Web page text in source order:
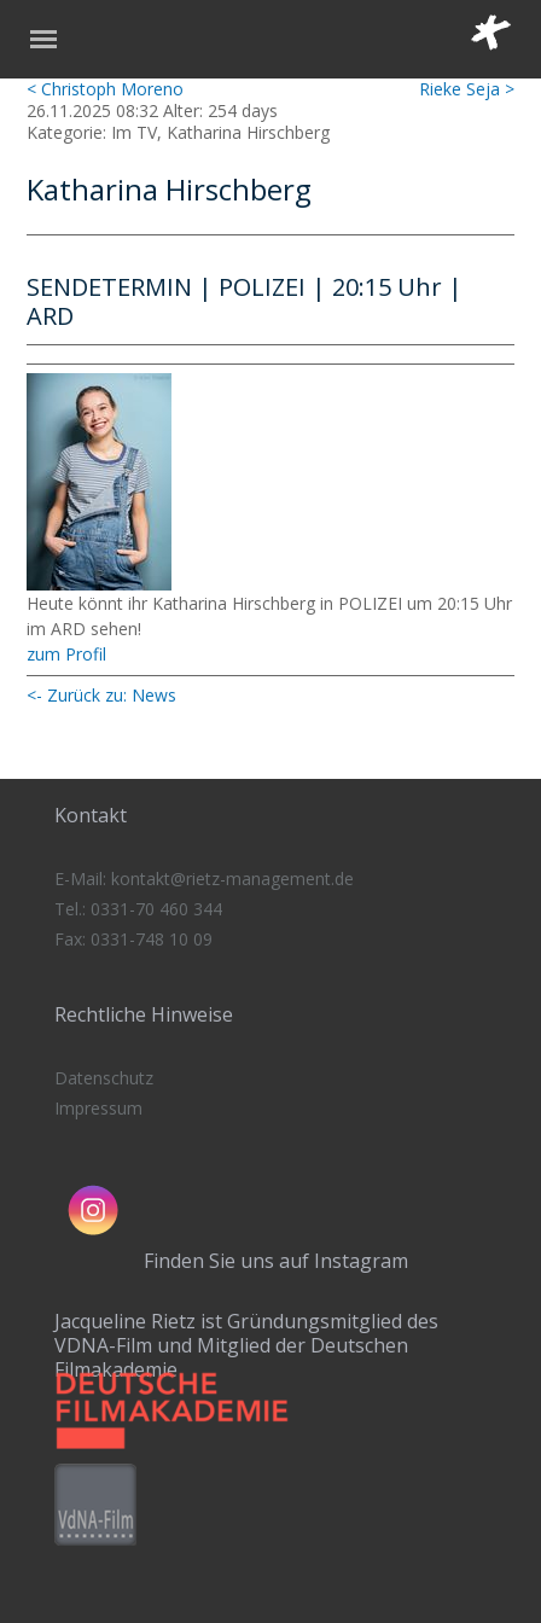
Rieke Seja >
< Christoph Moreno
26.11.2025 08:32 Alter: 254 days
Kategorie: Im TV, Katharina Hirschberg
Katharina Hirschberg
SENDETERMIN | POLIZEI | 20:15 Uhr |
ARD
Heute könnt ihr Katharina Hirschberg in POLIZEI um 20:15 Uhr
im ARD sehen!
zum Profil
<- Zurück zu: News
Kontakt
E-Mail: kontakt@rietz-management.de
Tel.: 0331-70 460 344
Fax: 0331-748 10 09
Rechtliche Hinweise
Datenschutz
Impressum
Finden Sie uns auf Instagram
Jacqueline Rietz ist Gründungsmitglied des
VDNA-Film und Mitglied der Deutschen
Filmakademie